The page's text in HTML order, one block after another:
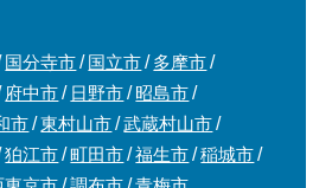
国分寺市 国立市
多摩市
府中市 日野市
昭島市
市 東村山市
武蔵村山市
狛江市 町田市 福生市
稲城市